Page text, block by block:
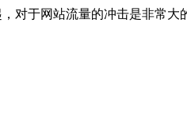
对于网站流量的冲击是非常大